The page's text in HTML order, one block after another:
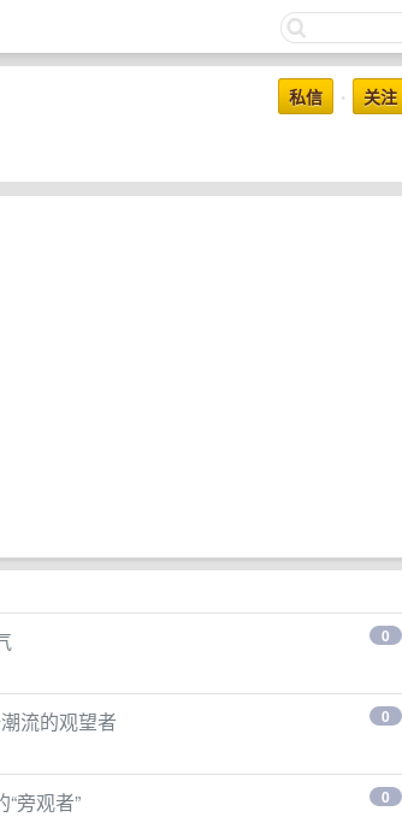
私信 • 关注
0
0
流的观望者
0
旁观者”